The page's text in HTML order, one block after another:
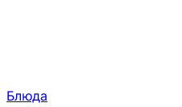
Блюда